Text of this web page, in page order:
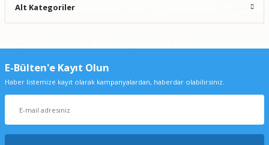
Alt Kategoriler
E-Bülten'e Kayıt Olun
Haber listemize kayıt olarak kampanyalardan, haberdar olabilirsiniz.